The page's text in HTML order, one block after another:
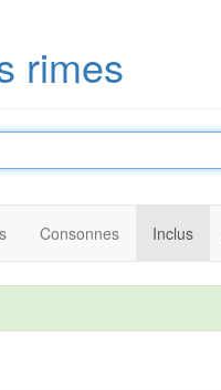
rimes
Consonnes Inclus